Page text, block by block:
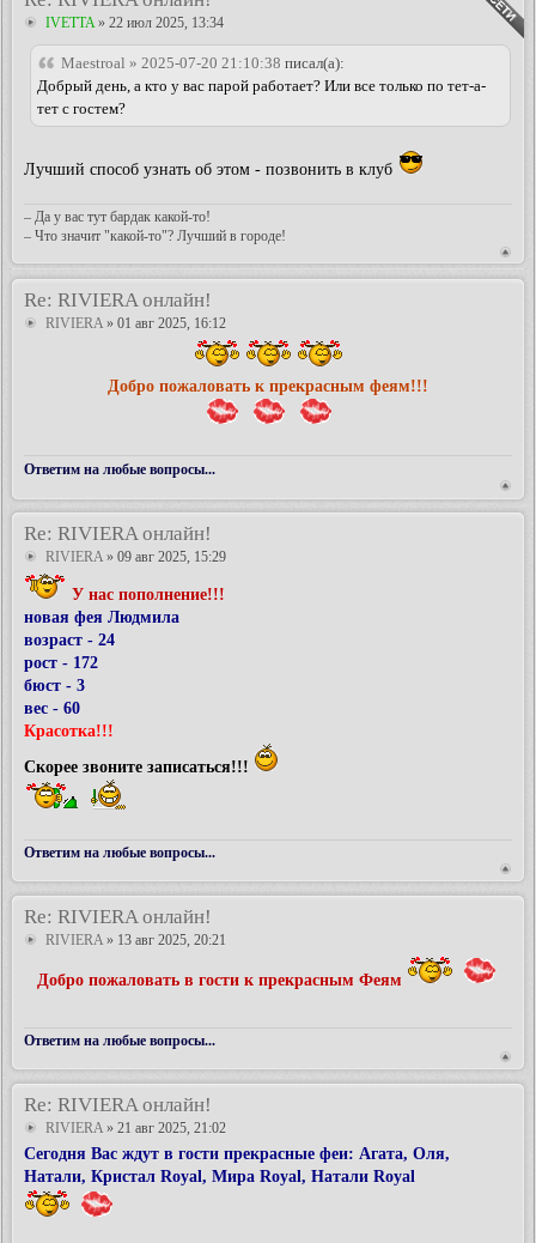
IVETTA » 22 июл 2025, 13:34
Maestroal » 2025-07-20 21:10:38 писал(а):
Добрый день, а кто у вас парой работает? Или все только по тет-а-
тет с гостем?
Лучший способ узнать об этом - позвонить в клуб
– Да у вас тут бардак какой-то!
– Что значит "какой-то"? Лучший в городе!
Re: RIVIERA онлайн!
RIVIERA» 01 авг 2025, 16:12
Добро пожаловать к прекрасным феям!!!
Ответим на любые вопросы...
Re: RIVIERA онлайн!
RIVIERA » 09 авг 2025, 15:29
У нас пополнение!!!
новая фея Людмила
возраст - 24
рост - 172
бюст - 3
вес - 60
Красотка!!!
Скорее звоните записаться!!!
Ответим на любые вопросы...
Re: RIVIERA онлайн!
RIVIERA» 13 авг 2025, 20:21
Добро пожаловать в гости к прекрасным Феям
Ответим на любые вопросы...
Re: RIVIERA онлайн!
RIVIERA» 21 авг 2025, 21:02
Сегодня Вас ждут в гости прекрасные феи: Агата, Оля,
Натали, Кристал Royal, Мира Royal, Натали Royal